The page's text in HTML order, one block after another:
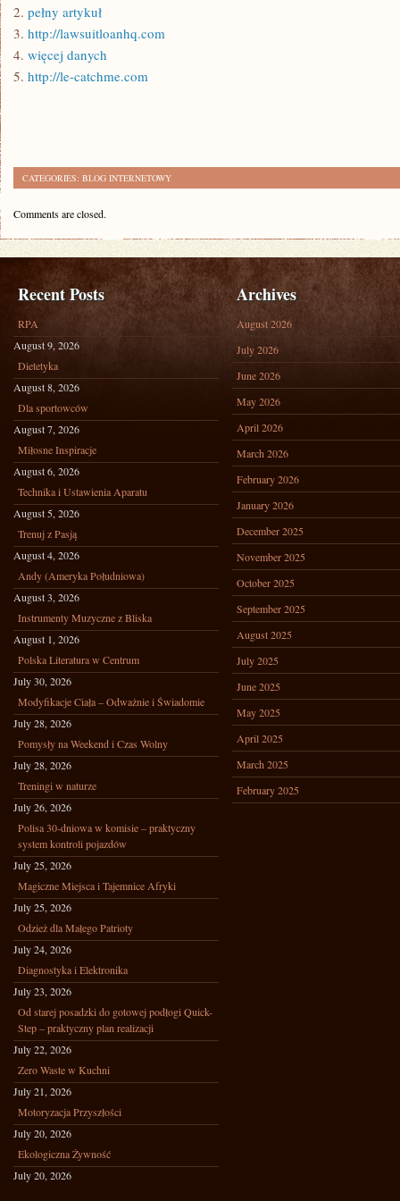
2. pełny artykuł
3. http://lawsuitloanhq.com
4. więcej danych
5. http://le-catchme.com
CATEGORIES: BLOG INTERNETOWY
Comments are closed.
Recent Posts
RPA
August 9, 2026
Dietetyka
August 8, 2026
Dla sportowców
August 7, 2026
Miłosne Inspiracje
August 6, 2026
Technika i Ustawienia Aparatu
August 5, 2026
Trenuj z Pasją
August 4, 2026
Andy (Ameryka Południowa)
August 3, 2026
Instrumenty Muzyczne z Bliska
August 1, 2026
Polska Literatura w Centrum
July 30, 2026
Modyfikacje Ciała – Odważnie i Świadomie
July 28, 2026
Pomysły na Weekend i Czas Wolny
July 28, 2026
Treningi w naturze
July 26, 2026
Polisa 30-dniowa w komisie – praktyczny
system kontroli pojazdów
July 25, 2026
Magiczne Miejsca i Tajemnice Afryki
July 25, 2026
Odzież dla Małego Patrioty
July 24, 2026
Diagnostyka i Elektronika
July 23, 2026
Od starej posadzki do gotowej podłogi Quick-
Step – praktyczny plan realizacji
July 22, 2026
Zero Waste w Kuchni
July 21, 2026
Motoryzacja Przyszłości
July 20, 2026
Ekologiczna Żywność
July 20, 2026
Archives
August 2026
July 2026
June 2026
May 2026
April 2026
March 2026
February 2026
January 2026
December 2025
November 2025
October 2025
September 2025
August 2025
July 2025
June 2025
May 2025
April 2025
March 2025
February 2025